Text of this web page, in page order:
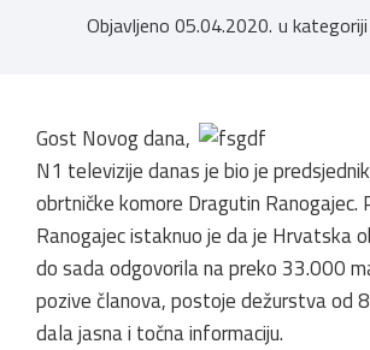
Objavljeno 05.04.2020. u kategoriji
Gost Novog dana,
N1 televizije danas je bio je
obrtničke komore Dragutin Ranogajec.
Ranogajec istaknuo je da je Hrvatska
do sada odgovorila na preko 33.000
pozive članova, postoje dežurstva od
dala jasna i točna informaciju.